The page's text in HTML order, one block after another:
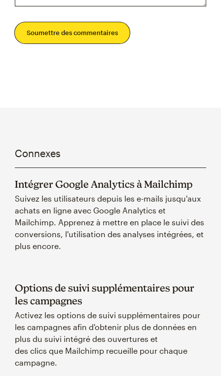
Soumettre des commentaires
Connexes
Intégrer Google Analytics à Mailchimp
Suivez les utilisateurs depuis les e-mails jusqu'aux
achats en ligne avec Google Analytics et
Mailchimp. Apprenez à mettre en place le suivi des
conversions, l'utilisation des analyses intégrées, et
plus encore.
Options de suivi supplémentaires pour
les campagnes
Activez les options de suivi supplémentaires pour
les campagnes afin d'obtenir plus de données en
plus du suivi intégré des ouvertures et
des clics que Mailchimp recueille pour chaque
campagne.